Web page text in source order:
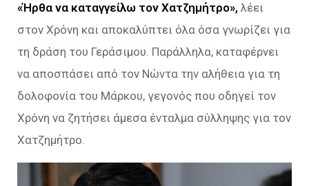
«Ήρθα να καταγγείλω τον Χατζημήτρο», λέει
στον Χρόνη και αποκαλύπτει όλα όσα γνωρίζει για
τη δράση του Γεράσιμου. Παράλληλα, καταφέρνει
να αποσπάσει από τον Νώντα την αλήθεια για τη
δολοφονία του Μάρκου, γεγονός που οδηγεί τον
Χρόνη να ζητήσει άμεσα ένταλμα σύλληψης για τον
Χατζημήτρο.